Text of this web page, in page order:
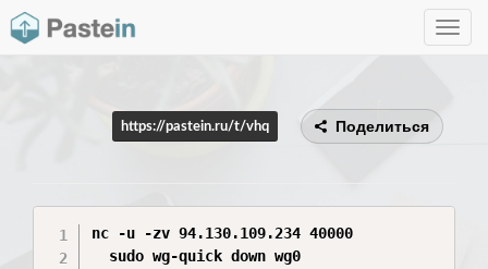
Toggle
https://pastein.ru/t/vhq Поделиться
nc -u -zv 94.130.109.234 40000
  sudo wg-quick down wg0